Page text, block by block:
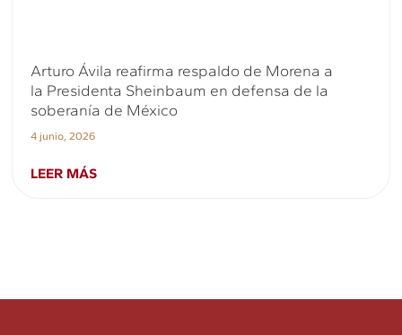
Arturo Ávila reafirma respaldo de Morena a
la Presidenta Sheinbaum en defensa de la
soberanía de México
4 junio, 2026
LEER MÁS